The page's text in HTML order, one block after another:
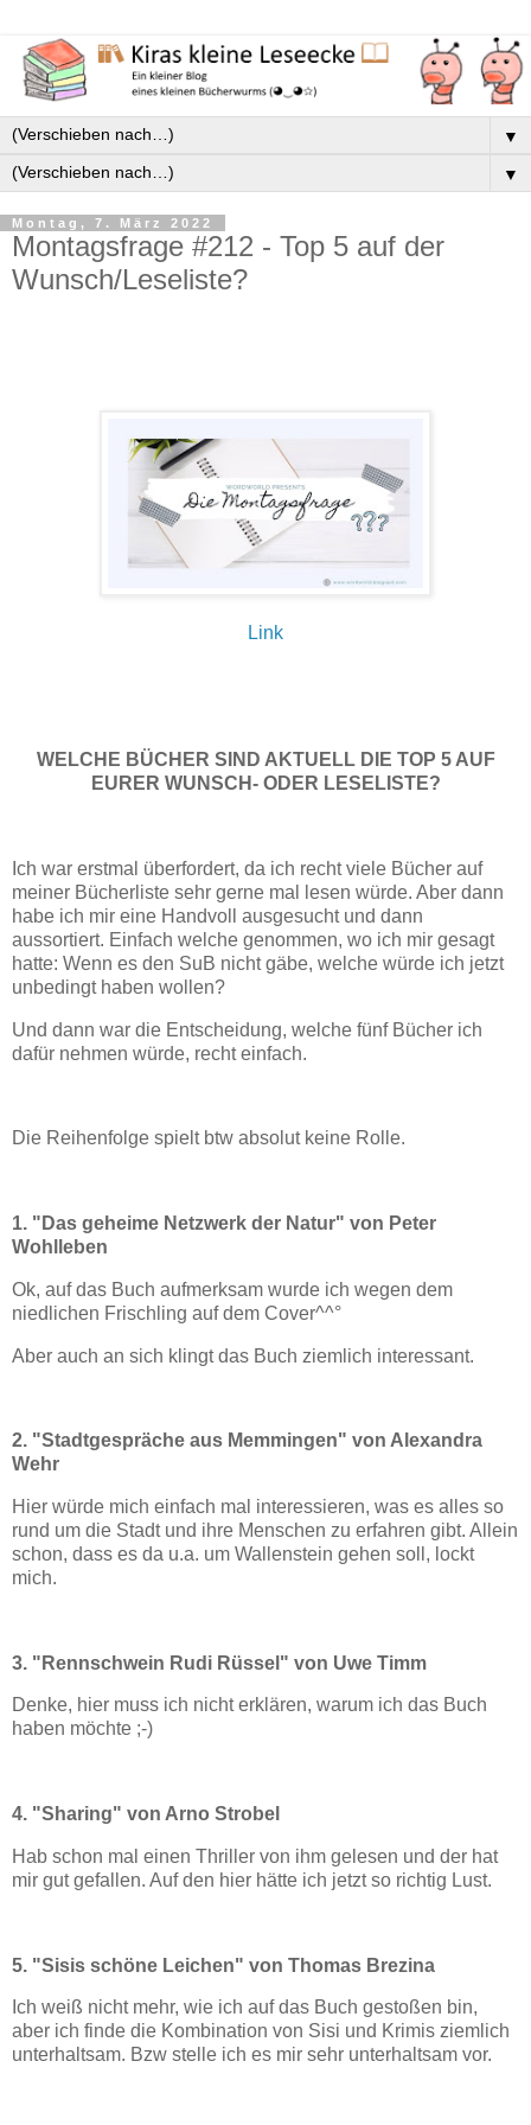
▼
▼
Montag, 7. März 2022
Montagsfrage #212 - Top 5 auf der
Wunsch/Leseliste?
Link
WELCHE BÜCHER SIND AKTUELL DIE TOP 5 AUF
EURER WUNSCH- ODER LESELISTE?
Ich war erstmal überfordert, da ich recht viele Bücher auf
meiner Bücherliste sehr gerne mal lesen würde. Aber dann
habe ich mir eine Handvoll ausgesucht und dann
aussortiert. Einfach welche genommen, wo ich mir gesagt
hatte: Wenn es den SuB nicht gäbe, welche würde ich jetzt
unbedingt haben wollen?
Und dann war die Entscheidung, welche fünf Bücher ich
dafür nehmen würde, recht einfach.
Die Reihenfolge spielt btw absolut keine Rolle.
1. "Das geheime Netzwerk der Natur" von Peter
Wohlleben
Ok, auf das Buch aufmerksam wurde ich wegen dem
niedlichen Frischling auf dem Cover^^°
Aber auch an sich klingt das Buch ziemlich interessant.
2. "Stadtgespräche aus Memmingen" von Alexandra
Wehr
Hier würde mich einfach mal interessieren, was es alles so
rund um die Stadt und ihre Menschen zu erfahren gibt. Allein
schon, dass es da u.a. um Wallenstein gehen soll, lockt
mich.
3. "Rennschwein Rudi Rüssel" von Uwe Timm
Denke, hier muss ich nicht erklären, warum ich das Buch
haben möchte ;-)
4. "Sharing" von Arno Strobel
Hab schon mal einen Thriller von ihm gelesen und der hat
mir gut gefallen. Auf den hier hätte ich jetzt so richtig Lust.
5. "Sisis schöne Leichen" von Thomas Brezina
Ich weiß nicht mehr, wie ich auf das Buch gestoßen bin,
aber ich finde die Kombination von Sisi und Krimis ziemlich
unterhaltsam. Bzw stelle ich es mir sehr unterhaltsam vor.